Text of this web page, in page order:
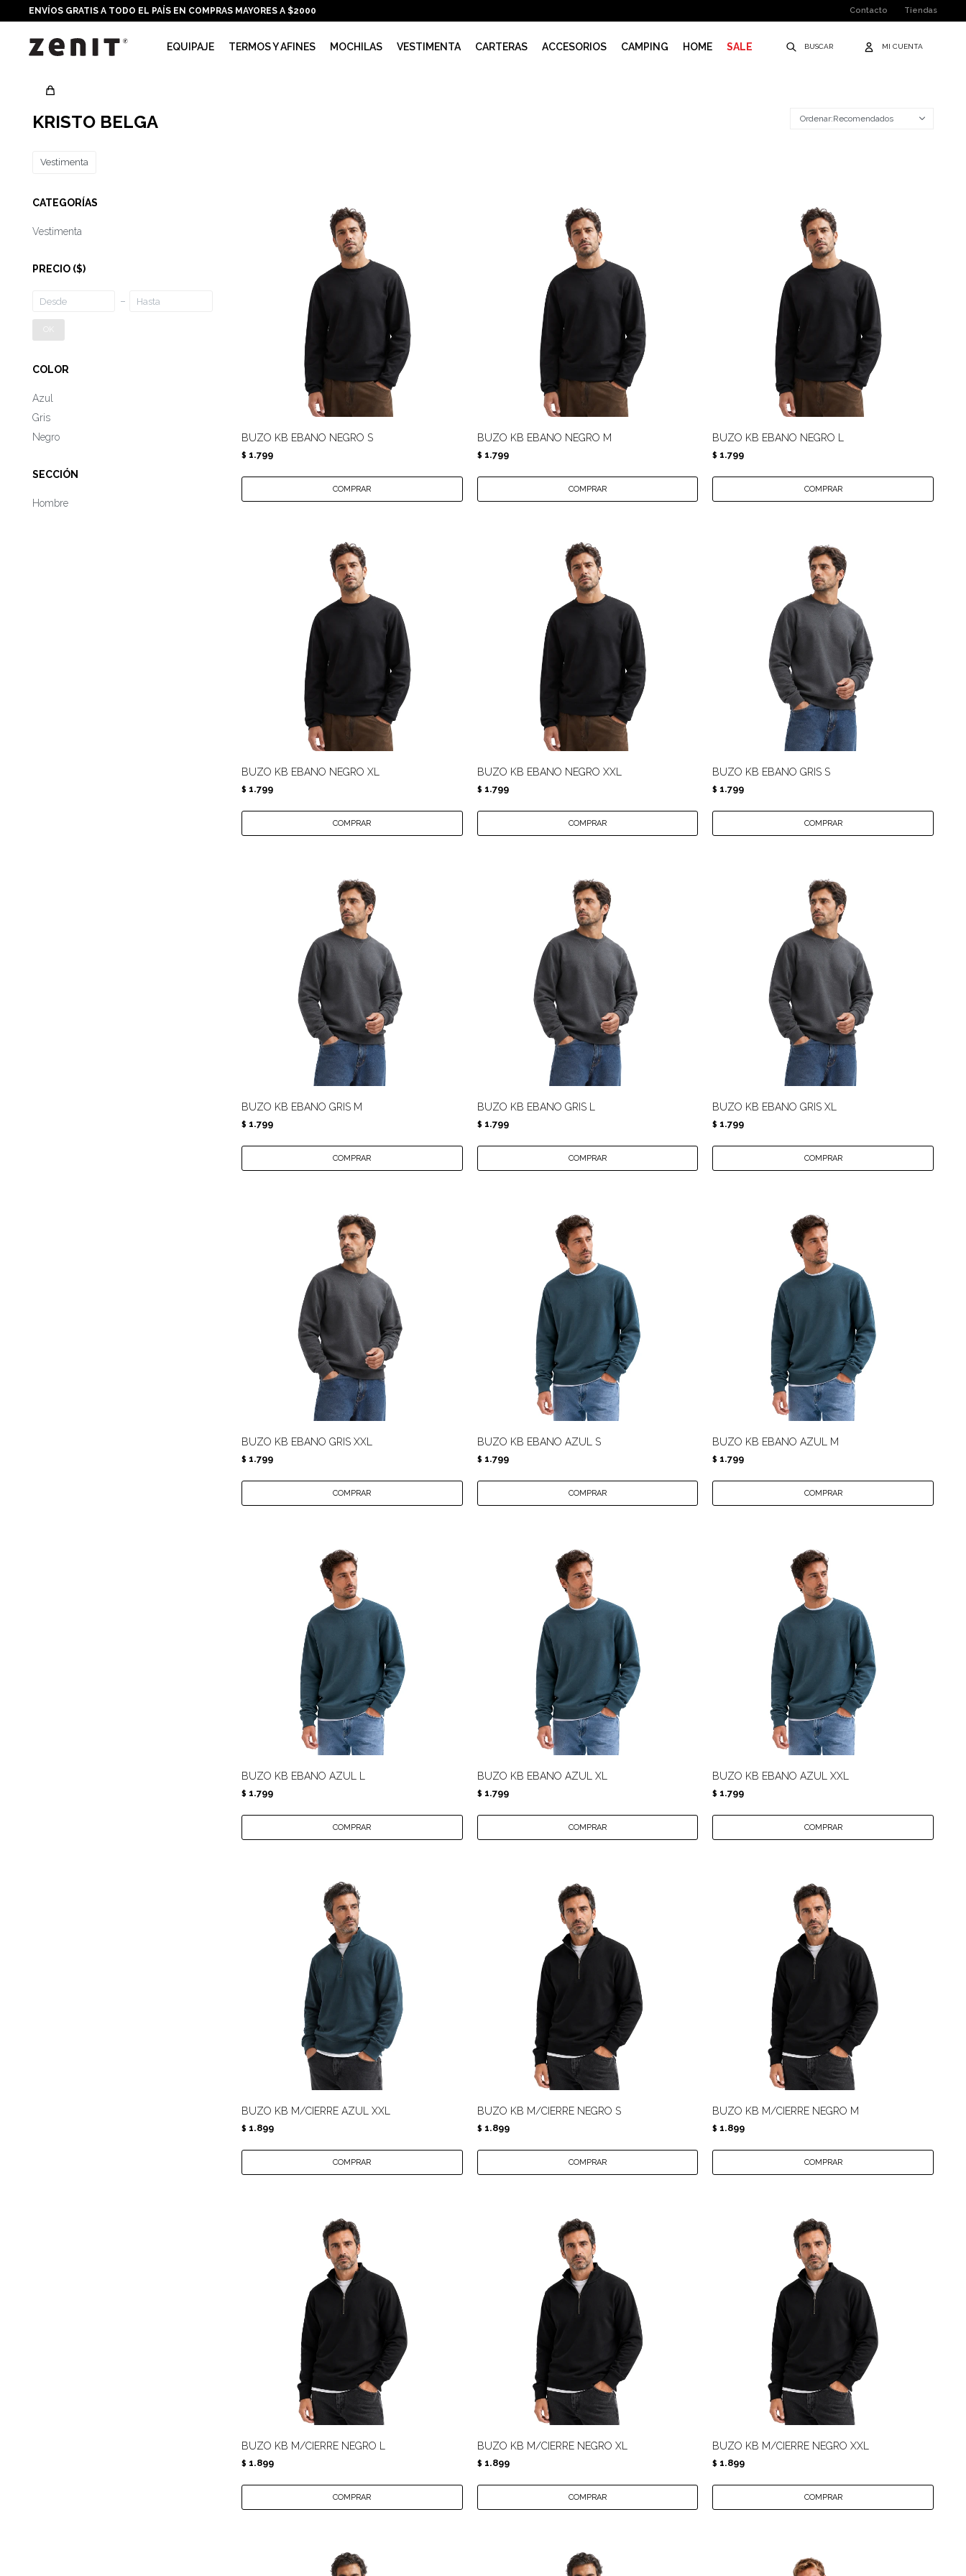
EQUIPAJE TERMOS Y AFINES MOCHILAS VESTIMENTA CARTERAS ACCESORIOS CAMPING HOME SALE
ENVÍOS GRATIS A TODO EL PAÍS EN COMPRAS MAYORES A $2000 Contacto Tiendas
KRISTO BELGA Recomendados
Vestimenta
BUZO KB EBANO NEGRO S
$ 1.799
BUZO KB EBANO NEGRO M
$ 1.799
BUZO KB EBANO NEGRO L
$ 1.799
BUZO KB EBANO NEGRO XL
$ 1.799
BUZO KB EBANO NEGRO XXL
$ 1.799
BUZO KB EBANO GRIS S
$ 1.799
BUZO KB EBANO GRIS M
$ 1.799
BUZO KB EBANO GRIS L
$ 1.799
BUZO KB EBANO GRIS XL
$ 1.799
BUZO KB EBANO GRIS XXL
$ 1.799
BUZO KB EBANO AZUL S
$ 1.799
BUZO KB EBANO AZUL M
$ 1.799
BUZO KB EBANO AZUL L
$ 1.799
BUZO KB EBANO AZUL XL
$ 1.799
BUZO KB EBANO AZUL XXL
$ 1.799
BUZO KB M/CIERRE AZUL XXL
$ 1.899
BUZO KB M/CIERRE NEGRO S
$ 1.899
BUZO KB M/CIERRE NEGRO M
$ 1.899
BUZO KB M/CIERRE NEGRO L
$ 1.899
BUZO KB M/CIERRE NEGRO XL
$ 1.899
BUZO KB M/CIERRE NEGRO XXL
$ 1.899
CATEGORÍAS
Vestimenta
PRECIO ($)
COLOR
Azul
Gris
Negro
SECCIÓN
Hombre